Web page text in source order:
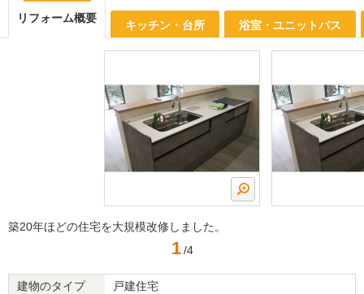
リフォーム概要
キッチン・台所 浴室・ユニットバス
築20年ほどの住宅を大規模改修しました。
1 /4
建物のタイプ
戸建住宅